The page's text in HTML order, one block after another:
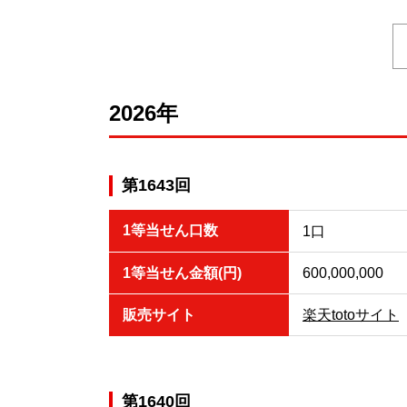
2026年
第1643回
1等当せん口数 1口
1等当せん金額(円) 600,000,000
販売サイト 楽天totoサイト
第1640回